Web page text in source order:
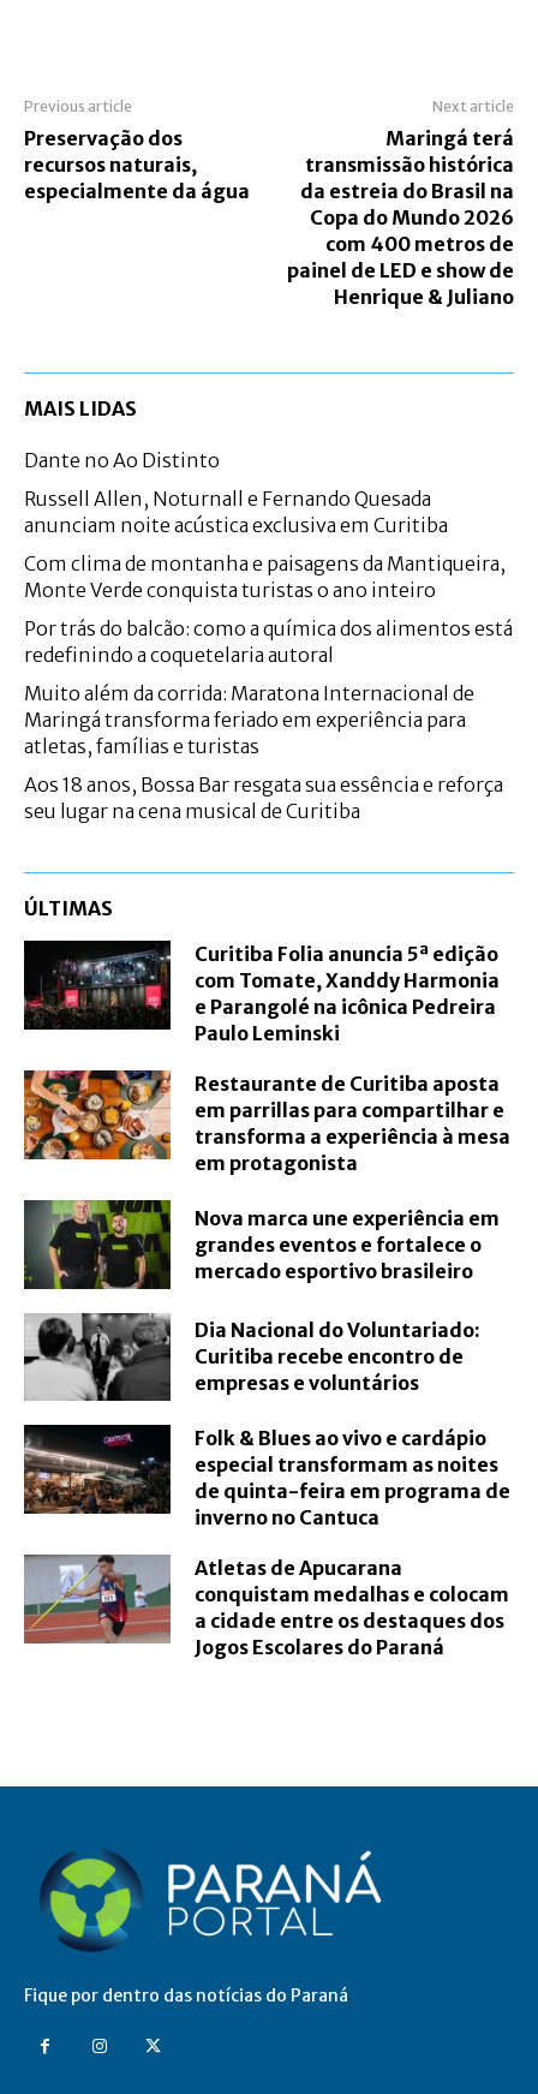
Previous article
Preservação dos
recursos naturais,
especialmente da água
Next article
Maringá terá
transmissão histórica
da estreia do Brasil na
Copa do Mundo 2026
com 400 metros de
painel de LED e show de
Henrique & Juliano
MAIS LIDAS
Dante no Ao Distinto
Russell Allen, Noturnall e Fernando Quesada
anunciam noite acústica exclusiva em Curitiba
Com clima de montanha e paisagens da Mantiqueira,
Monte Verde conquista turistas o ano inteiro
Por trás do balcão: como a química dos alimentos está
redefinindo a coquetelaria autoral
Muito além da corrida: Maratona Internacional de
Maringá transforma feriado em experiência para
atletas, famílias e turistas
Aos 18 anos, Bossa Bar resgata sua essência e reforça
seu lugar na cena musical de Curitiba
ÚLTIMAS
Curitiba Folia anuncia 5ª edição
com Tomate, Xanddy Harmonia
e Parangolé na icônica Pedreira
Paulo Leminski
Restaurante de Curitiba aposta
em parrillas para compartilhar e
transforma a experiência à mesa
em protagonista
Nova marca une experiência em
grandes eventos e fortalece o
mercado esportivo brasileiro
Dia Nacional do Voluntariado:
Curitiba recebe encontro de
empresas e voluntários
Folk & Blues ao vivo e cardápio
especial transformam as noites
de quinta-feira em programa de
inverno no Cantuca
Atletas de Apucarana
conquistam medalhas e colocam
a cidade entre os destaques dos
Jogos Escolares do Paraná
Fique por dentro das notícias do Paraná